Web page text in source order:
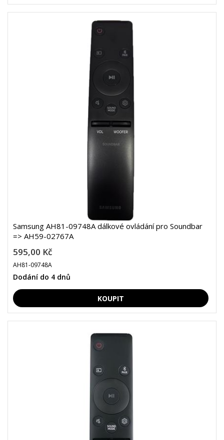
Samsung AH81-09748A dálkové ovládání pro Soundbar
=> AH59-02767A
595,00 Kč
AH81-09748A
Dodání do 4 dnů